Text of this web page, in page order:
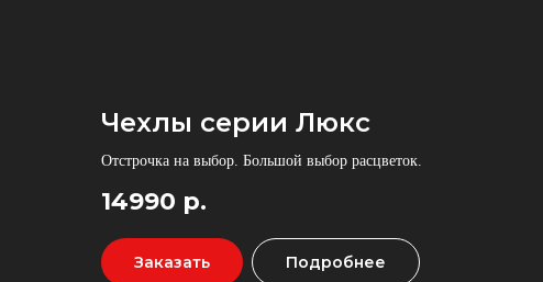
Чехлы серии Люкс
Отстрочка на выбор. Большой выбор расцветок.
14990 р.
Заказать ПодробнееШторы